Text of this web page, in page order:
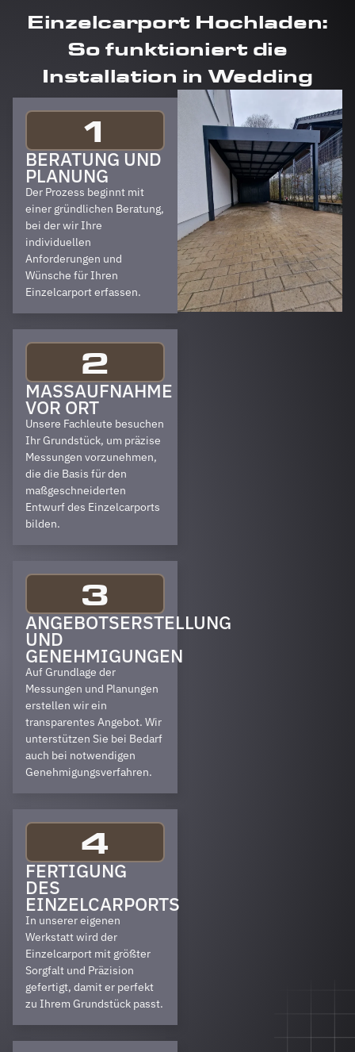
Einzelcarport Hochladen:
So funktioniert die
Installation in Wedding
1
BERATUNG UND
PLANUNG
Der Prozess beginnt mit
einer gründlichen Beratung,
bei der wir Ihre
individuellen
Anforderungen und
Wünsche für Ihren
Einzelcarport erfassen.
2
MASSAUFNAHME V
OR ORT
Unsere Fachleute besuchen
Ihr Grundstück, um präzise
Messungen vorzunehmen,
die die Basis für den
maßgeschneiderten
Entwurf des Einzelcarports
bilden.
3
ANGEBOTSERSTELLUNG
UND
GENEHMIGUNGEN
Auf Grundlage der
Messungen und Planungen
erstellen wir ein
transparentes Angebot. Wir
unterstützen Sie bei Bedarf
auch bei notwendigen
Genehmigungsverfahren.
4
FERTIGUNG
DES
EINZELCARPORTS
In unserer eigenen
Werkstatt wird der
Einzelcarport mit größter
Sorgfalt und Präzision
gefertigt, damit er perfekt
zu Ihrem Grundstück passt.